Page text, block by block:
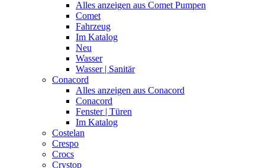
Alles anzeigen aus Comet Pumpen
Comet
Fahrzeug
Im Katalog
Neu
Wasser
Wasser | Sanitär
Conacord
Alles anzeigen aus Conacord
Conacord
Fenster | Türen
Im Katalog
Costelan
Crespo
Crocs
Crystop